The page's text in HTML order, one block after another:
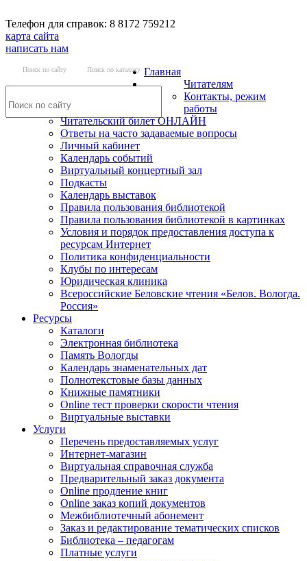
Телефон для справок: 8 8172 759212
карта сайта
написать нам
Поиск по сайту Поиск по каталогу Главная
Читателям
Контакты, режим
работы
Читательский билет ОНЛАЙН
Ответы на часто задаваемые вопросы
Личный кабинет
Календарь событий
Виртуальный концертный зал
Подкасты
Календарь выставок
Правила пользования библиотекой
Правила пользования библиотекой в картинках
Условия и порядок предоставления доступа к
ресурсам Интернет
Политика конфиденциальности
Клубы по интересам
Юридическая клиника
Всероссийские Беловские чтения «Белов. Вологда.
Россия»
Ресурсы
Каталоги
Электронная библиотека
Память Вологды
Календарь знаменательных дат
Полнотекстовые базы данных
Книжные памятники
Online тест проверки скорости чтения
Виртуальные выставки
Услуги
Перечень предоставляемых услуг
Интернет-магазин
Виртуальная справочная служба
Предварительный заказ документа
Online продление книг
Online заказ копий документов
Межбиблиотечный абонемент
Заказ и редактирование тематических списков
Библиотека – педагогам
Платные услуги